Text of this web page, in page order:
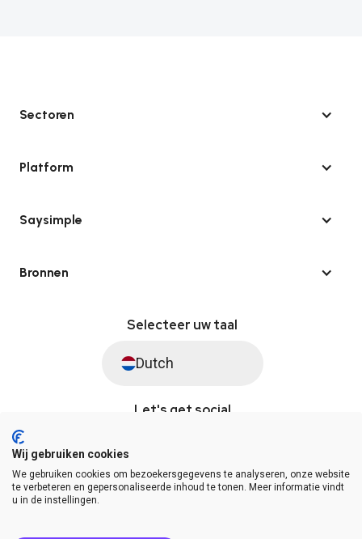
Sectoren
Platform
Saysimple
Bronnen
Selecteer uw taal
Dutch
Let's get social
© Saysimple 2026 · WhatsApp Automation Platform
Algemene voorwaardenDPAPrivacy statement
Wij gebruiken cookies
We gebruiken cookies om bezoekersgegevens te analyseren, onze website
te verbeteren en gepersonaliseerde inhoud te tonen. Meer informatie vindt
u in de instellingen.